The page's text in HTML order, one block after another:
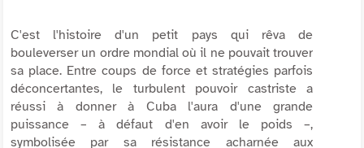
C'est l'histoire d'un petit pays qui rêva de
bouleverser un ordre mondial où il ne pouvait trouver
sa place. Entre coups de force et stratégies parfois
déconcertantes, le turbulent pouvoir castriste a
réussi à donner à Cuba l'aura d'une grande
puissance – à défaut d'en avoir le poids –,
symbolisée par sa résistance acharnée aux